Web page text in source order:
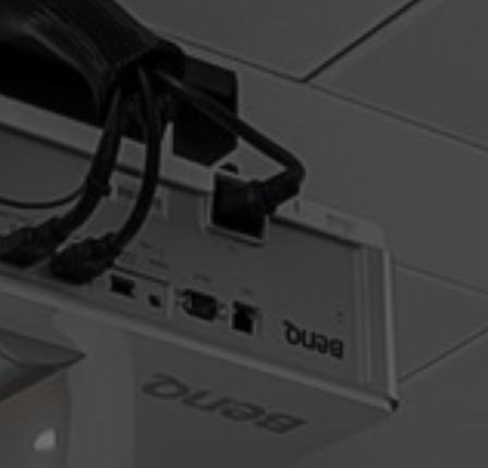
Yhteistyötä suunnittelijoiden kanssa
Stories
Tietoa meistä
Yhteystiedot
Pattern Tile Tool
Valitse maa